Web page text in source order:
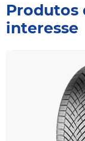
Produtos
interesse